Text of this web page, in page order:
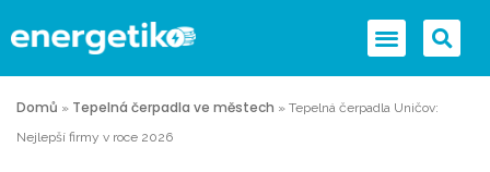
Domů » Tepelná čerpadla ve městech » Tepelná čerpadla Uničov:
Nejlepší firmy v roce 2026